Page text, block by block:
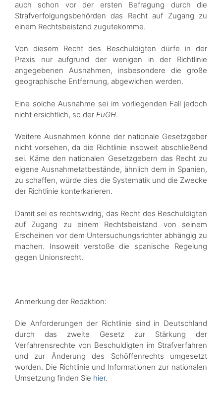
auch schon vor der ersten Befragung durch die
Strafverfolgungsbehörden das Recht auf Zugang zu
einem Rechtsbeistand zugutekomme.
Von diesem Recht des Beschuldigten dürfe in der
Praxis nur aufgrund der wenigen in der Richtlinie
angegebenen Ausnahmen, insbesondere die große
geographische Entfernung, abgewichen werden.
Eine solche Ausnahme sei im vorliegenden Fall jedoch
nicht ersichtlich, so der EuGH.
Weitere Ausnahmen könne der nationale Gesetzgeber
nicht vorsehen, da die Richtlinie insoweit abschließend
sei. Käme den nationalen Gesetzgebern das Recht zu
eigene Ausnahmetatbestände, ähnlich dem in Spanien,
zu schaffen, würde dies die Systematik und die Zwecke
der Richtlinie konterkarieren.
Damit sei es rechtswidrig, das Recht des Beschuldigten
auf Zugang zu einem Rechtsbeistand von seinem
Erscheinen vor dem Untersuchungsrichter abhängig zu
machen. Insoweit verstoße die spanische Regelung
gegen Unionsrecht.
Anmerkung der Redaktion:
Die Anforderungen der Richtlinie sind in Deutschland
durch das zweite Gesetz zur Stärkung der
Verfahrensrechte von Beschuldigten im Strafverfahren
und zur Änderung des Schöffenrechts umgesetzt
worden. Die Richtlinie und Informationen zur nationalen
Umsetzung finden Sie hier.